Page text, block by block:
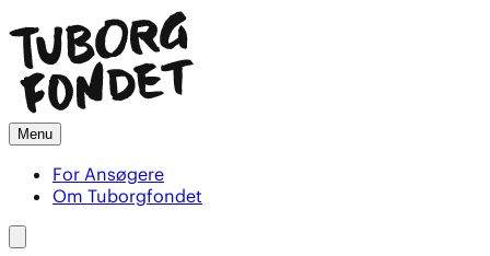
Menu
For Ansøgere
Om Tuborgfondet